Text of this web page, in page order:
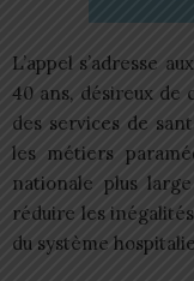
L’appel s’adresse
40 ans, désireux de
des services de
les métiers
nationale plus
réduire les
du système